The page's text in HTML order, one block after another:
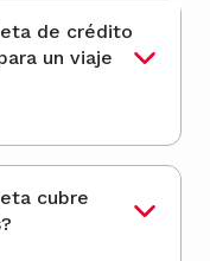
un viaje